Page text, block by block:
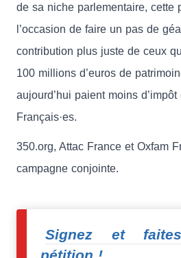
de sa niche parlementaire, cette
l’occasion de faire un pas de
contribution plus juste de ceux
100 millions d’euros de
aujourd’hui paient moins
Français·es.
350.org, Attac France et Oxfam
campagne conjointe.
Signez et